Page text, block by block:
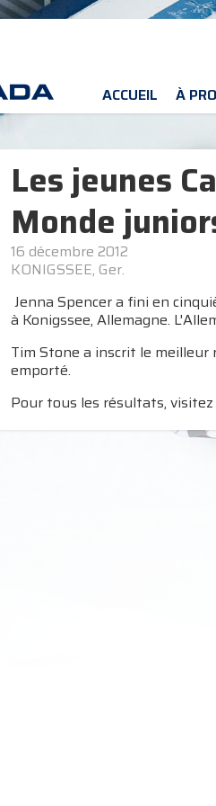
ACCUEIL À
Les jeunes
Monde
16 décembre 2012
KONIGSSEE, Ger.
Jenna Spencer a fini en
à Konigssee, Allemagne.
Tim Stone a inscrit le
emporté.
Pour tous les résultats, visitez